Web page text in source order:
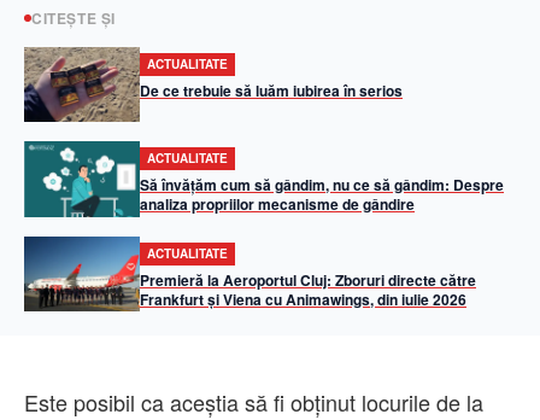
CITEȘTE ȘI
ACTUALITATE
De ce trebuie să luăm iubirea în serios
ACTUALITATE
Să învățăm cum să gândim, nu ce să gândim: Despre
analiza propriilor mecanisme de gândire
ACTUALITATE
Premieră la Aeroportul Cluj: Zboruri directe către
Frankfurt și Viena cu Animawings, din iulie 2026
Este posibil ca aceștia să fi obținut locurile de la